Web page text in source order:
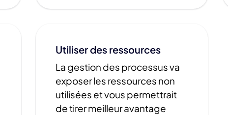
Utiliser des ressources
La gestion des processus va
exposer les ressources non
utilisées et vous permettrait
de tirer meilleur avantage